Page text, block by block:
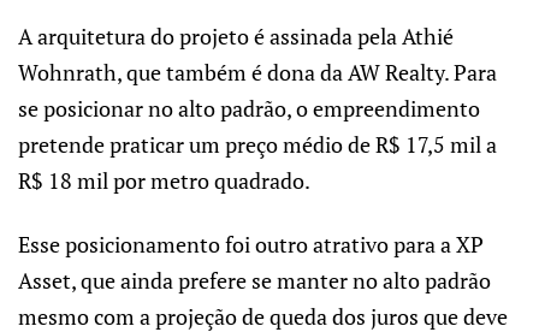
A arquitetura do projeto é assinada pela Athié
Wohnrath, que também é dona da AW Realty. Para
se posicionar no alto padrão, o empreendimento
pretende praticar um preço médio de R$ 17,5 mil a
R$ 18 mil por metro quadrado.
Esse posicionamento foi outro atrativo para a XP
Asset, que ainda prefere se manter no alto padrão
mesmo com a projeção de queda dos juros que deve